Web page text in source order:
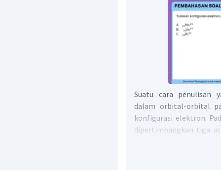
Suatu cara penulisan
dalam orbital-orbital
konfigurasi elektron.
dipertimbangkan tiga
Jika suatu atom